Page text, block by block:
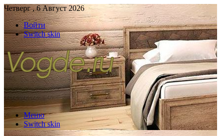
Четверг , 6 Август 2026
Войти
Switch skin
Меню
Switch skin